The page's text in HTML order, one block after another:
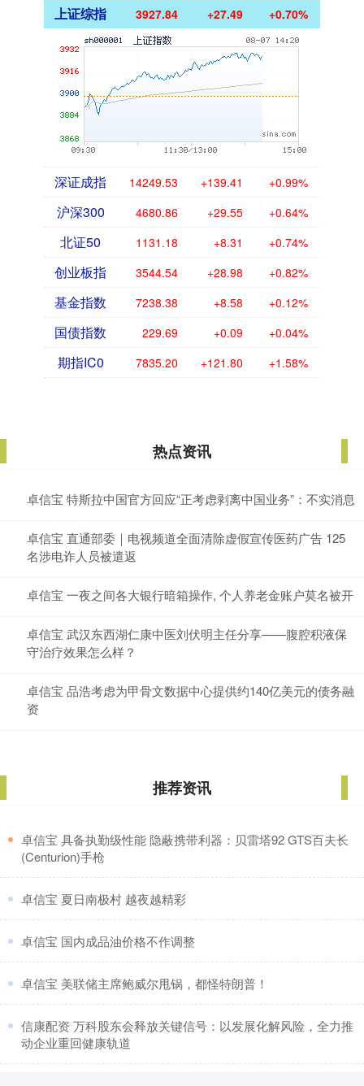
上证综指 3927.84 +27.49 +0.70%
深证成指 14249.53 +139.41 +0.99%
沪深300 4680.86 +29.55 +0.64%
北证50 1131.18 +8.31 +0.74%
创业板指 3544.54 +28.98 +0.82%
基金指数 7238.38 +8.58 +0.12%
国债指数 229.69 +0.09 +0.04%
期指IC0 7835.20 +121.80 +1.58%
热点资讯
卓信宝 特斯拉中国官方回应“正考虑剥离中国业务”：不实消息
卓信宝 直通部委｜电视频道全面清除虚假宣传医药广告 125
名涉电诈人员被遣返
卓信宝 一夜之间各大银行暗箱操作, 个人养老金账户莫名被开
卓信宝 武汉东西湖仁康中医刘伏明主任分享——腹腔积液保
守治疗效果怎么样？
卓信宝 品浩考虑为甲骨文数据中心提供约140亿美元的债务融
资
推荐资讯
​卓信宝 具备执勤级性能 隐蔽携带利器：贝雷塔92 GTS百夫长
(Centurion)手枪
​卓信宝 夏日南极村 越夜越精彩
​卓信宝 国内成品油价格不作调整
​卓信宝 美联储主席鲍威尔甩锅，都怪特朗普！
​信康配资 万科股东会释放关键信号：以发展化解风险，全力推
动企业重回健康轨道